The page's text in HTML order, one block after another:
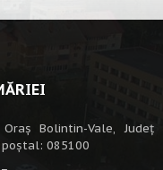
Bolintin-Vale, Județ
poștal: 085100